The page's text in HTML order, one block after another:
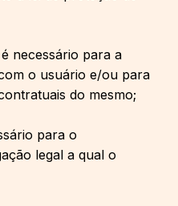
necessário para a
o usuário e/ou para
do mesmo;
para o
legal a qual o